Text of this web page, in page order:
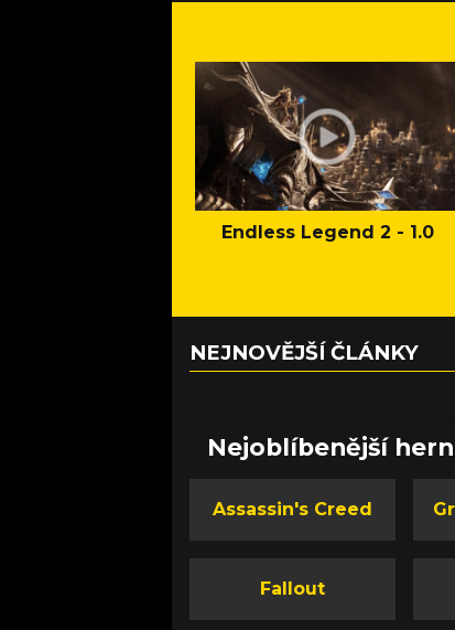
Endless Legend 2 - 1.0
NEJNOVĚJŠÍ ČLÁNKY
Nejoblíbenější
Assassin's Creed
Fallout